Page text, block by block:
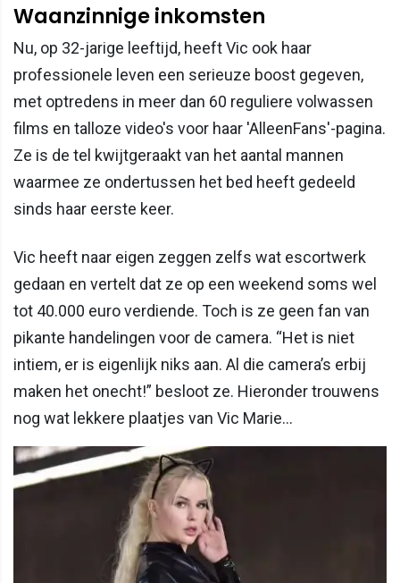
Waanzinnige inkomsten
Nu, op 32-jarige leeftijd, heeft Vic ook haar
professionele leven een serieuze boost gegeven,
met optredens in meer dan 60 reguliere volwassen
films en talloze video's voor haar 'AlleenFans'-pagina.
Ze is de tel kwijtgeraakt van het aantal mannen
waarmee ze ondertussen het bed heeft gedeeld
sinds haar eerste keer.
Vic heeft naar eigen zeggen zelfs wat escortwerk
gedaan en vertelt dat ze op een weekend soms wel
tot 40.000 euro verdiende. Toch is ze geen fan van
pikante handelingen voor de camera. “Het is niet
intiem, er is eigenlijk niks aan. Al die camera’s erbij
maken het onecht!” besloot ze. Hieronder trouwens
nog wat lekkere plaatjes van Vic Marie...